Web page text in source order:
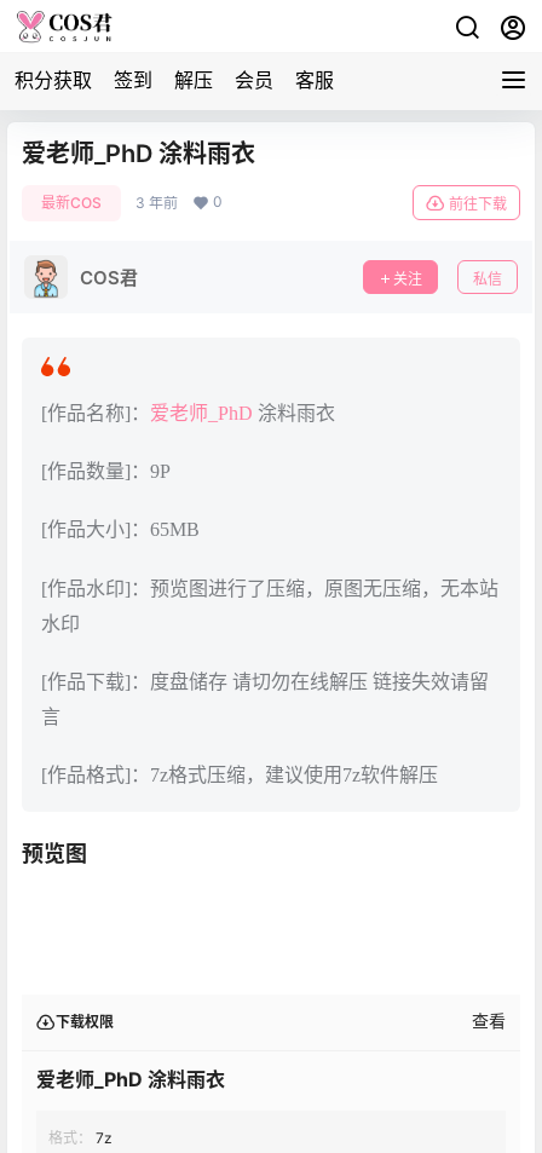
积分获取 签到 解压 会员 客服
爱老师_PhD 涂料雨衣
最新COS 3 年前 0 前往下载
COS君 关注 私信
[作品名称]： 爱老师_PhD 涂料雨衣
[作品数量]：9P
[作品大小]：65MB
[作品水印]：预览图进行了压缩，原图无压缩，无本站
水印
[作品下载]：度盘储存 请切勿在线解压 链接失效请留
言
[作品格式]：7z格式压缩，建议使用7z软件解压
预览图
下载权限 查看
爱老师_PhD 涂料雨衣
格式：
7z